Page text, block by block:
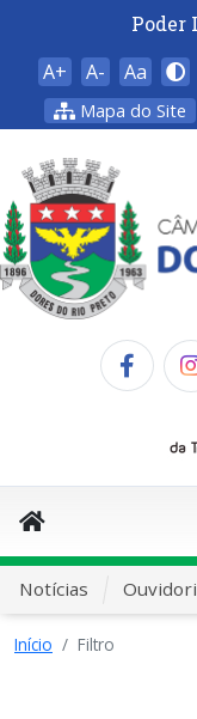
Poder
A+ A- Aa
Mapa do Site
Notícias
Início Filtro